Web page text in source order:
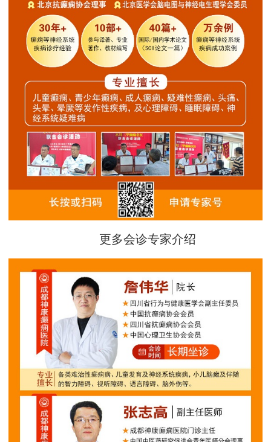
更多会诊专家介绍